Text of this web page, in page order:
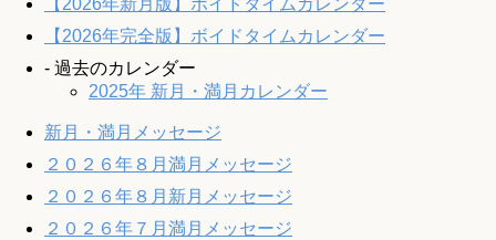
【2026年完全版】ボイドタイムカレンダー
- 過去のカレンダー
2025年 新月・満月カレンダー
新月・満月メッセージ
２０２６年８月満月メッセージ
２０２６年８月新月メッセージ
２０２６年７月満月メッセージ